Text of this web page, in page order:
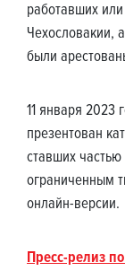
работавших
Чехословакии,
были
11 января 2023
презентован
ставших
ограниченным
онлайн-версии.
Пресс-релиз